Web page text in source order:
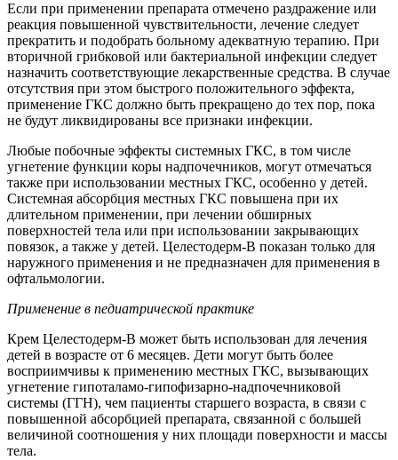
Если при применении препарата отмечено раздражение или
реакция повышенной чувствительности, лечение следует
прекратить и подобрать больному адекватную терапию. При
вторичной грибковой или бактериальной инфекции следует
назначить соответствующие лекарственные средства. В случае
отсутствия при этом быстрого положительного эффекта,
применение ГКС должно быть прекращено до тех пор, пока
не будут ликвидированы все признаки инфекции.
Любые побочные эффекты системных ГКС, в том числе
угнетение функции коры надпочечников, могут отмечаться
также при использовании местных ГКС, особенно у детей.
Системная абсорбция местных ГКС повышена при их
длительном применении, при лечении обширных
поверхностей тела или при использовании закрывающих
повязок, а также у детей. Целестодерм-В показан только для
наружного применения и не предназначен для применения в
офтальмологии.
Применение в педиатрической практике
Крем Целестодерм-В может быть использован для лечения
детей в возрасте от 6 месяцев. Дети могут быть более
восприимчивы к применению местных ГКС, вызывающих
угнетение гипоталамо-гипофизарно-надпочечниковой
системы (ГГН), чем пациенты старшего возраста, в связи с
повышенной абсорбцией препарата, связанной с большей
величиной соотношения у них площади поверхности и массы
тела.